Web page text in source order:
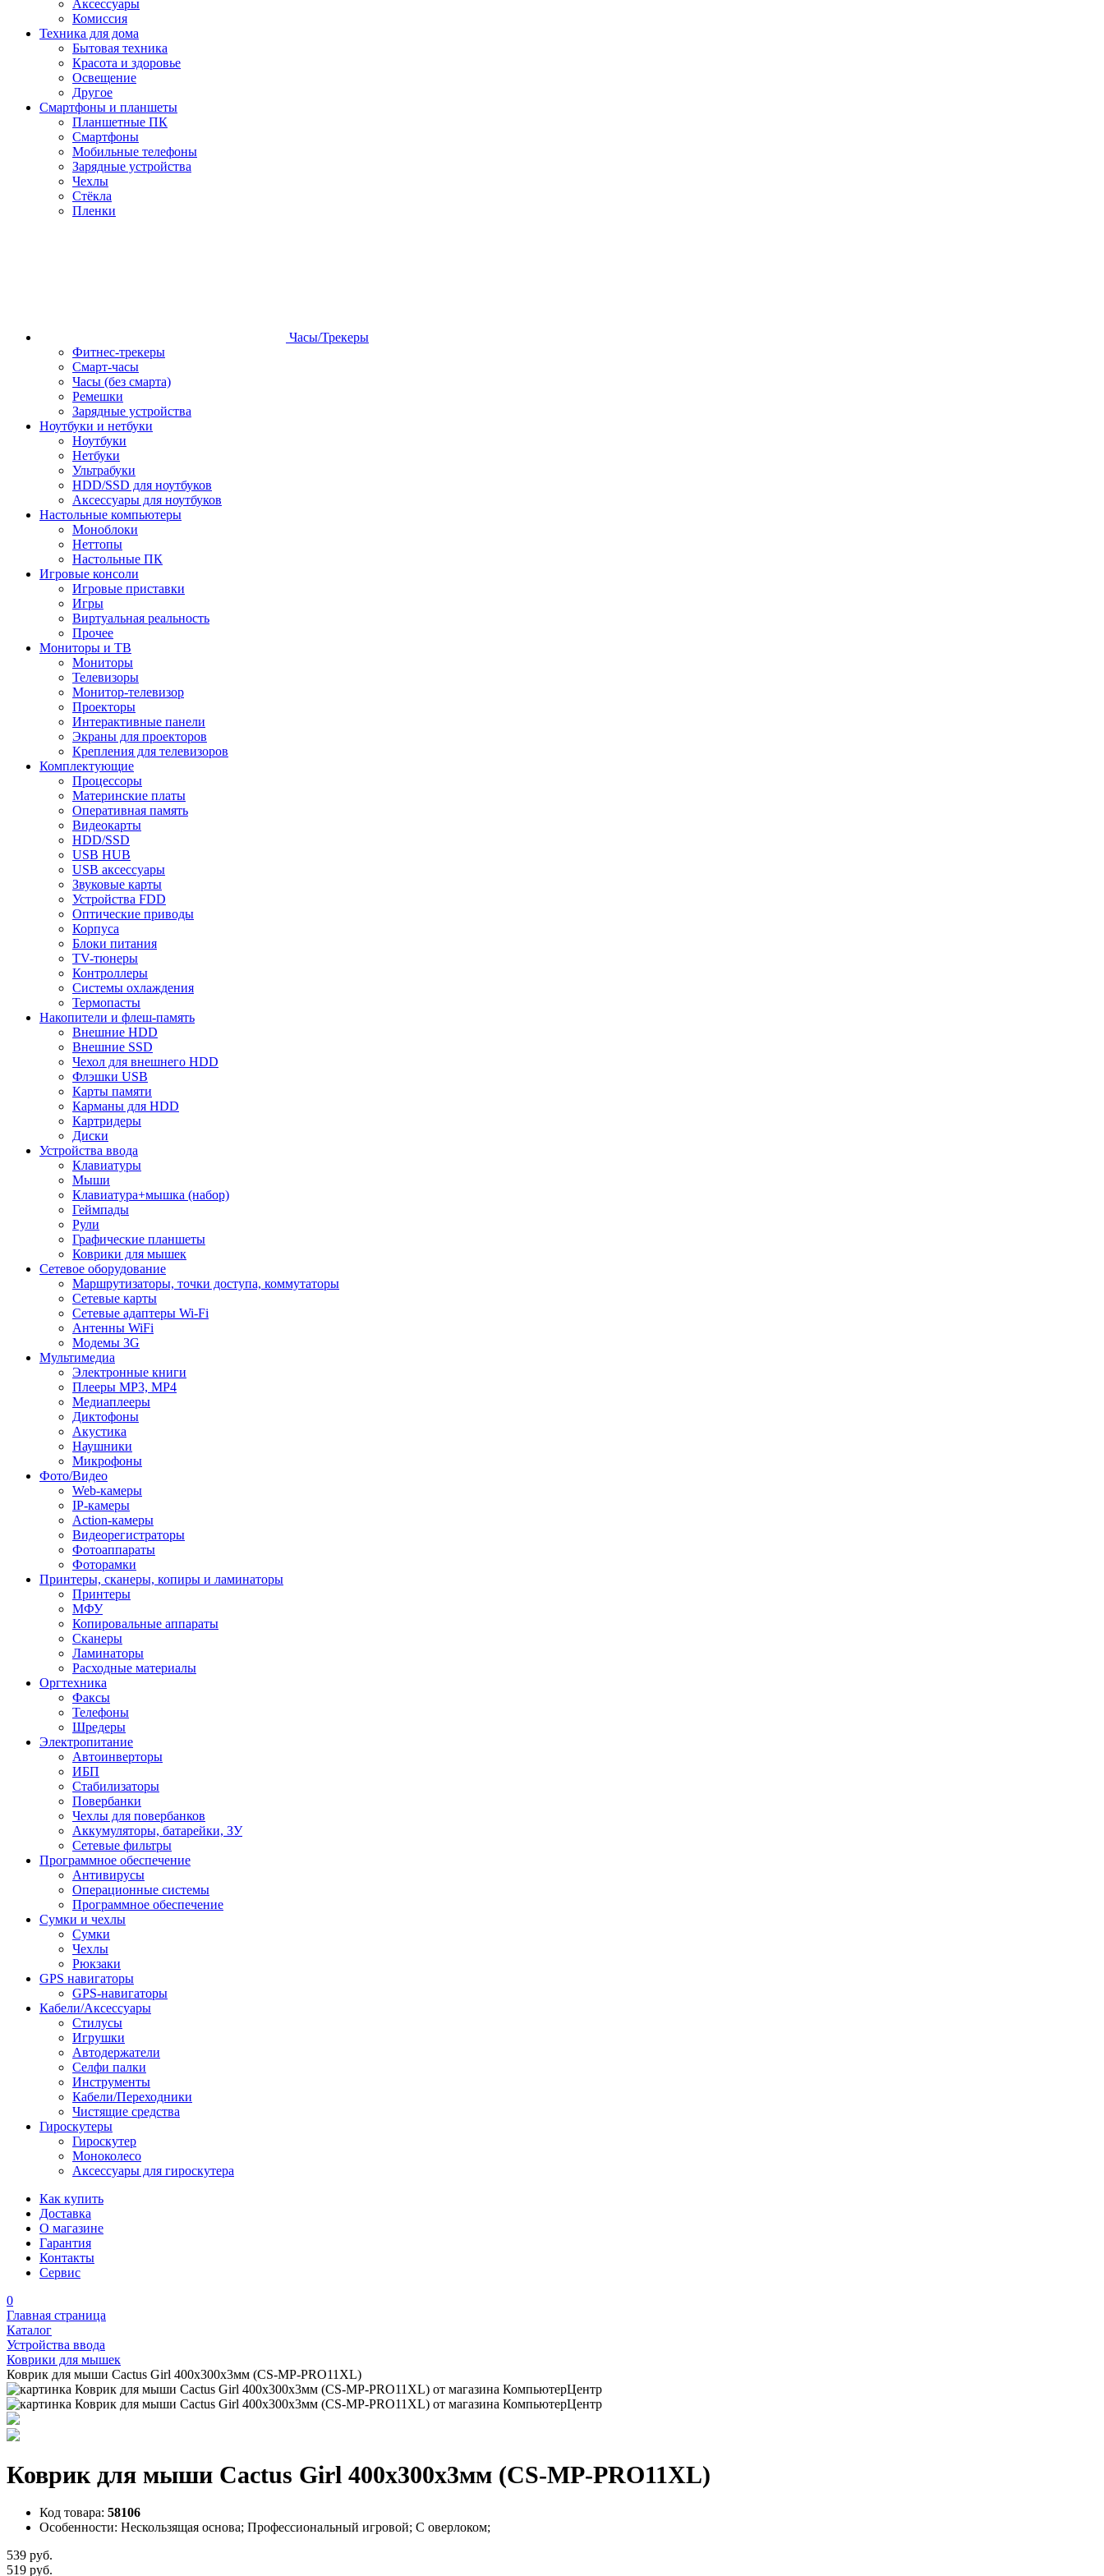
Аксессуары
Комиссия
Техника для дома
Бытовая техника
Красота и здоровье
Освещение
Другое
Смартфоны и планшеты
Планшетные ПК
Смартфоны
Мобильные телефоны
Зарядные устройства
Чехлы
Стёкла
Пленки
Часы/Трекеры
Фитнес-трекеры
Смарт-часы
Часы (без смарта)
Ремешки
Зарядные устройства
Ноутбуки и нетбуки
Ноутбуки
Нетбуки
Ультрабуки
HDD/SSD для ноутбуков
Аксессуары для ноутбуков
Настольные компьютеры
Моноблоки
Неттопы
Настольные ПК
Игровые консоли
Игровые приставки
Игры
Виртуальная реальность
Прочее
Мониторы и ТВ
Мониторы
Телевизоры
Монитор-телевизор
Проекторы
Интерактивные панели
Экраны для проекторов
Крепления для телевизоров
Комплектующие
Процессоры
Материнские платы
Оперативная память
Видеокарты
HDD/SSD
USB HUB
USB аксессуары
Звуковые карты
Устройства FDD
Оптические приводы
Корпуса
Блоки питания
TV-тюнеры
Контроллеры
Системы охлаждения
Термопасты
Накопители и флеш-память
Внешние HDD
Внешние SSD
Чехол для внешнего HDD
Флэшки USB
Карты памяти
Карманы для HDD
Картридеры
Диски
Устройства ввода
Клавиатуры
Мыши
Клавиатура+мышка (набор)
Геймпады
Рули
Графические планшеты
Коврики для мышек
Сетевое оборудование
Маршрутизаторы, точки доступа, коммутаторы
Сетевые карты
Сетевые адаптеры Wi-Fi
Антенны WiFi
Модемы 3G
Мультимедиа
Электронные книги
Плееры MP3, MP4
Медиаплееры
Диктофоны
Акустика
Наушники
Микрофоны
Фото/Видео
Web-камеры
IP-камеры
Action-камеры
Видеорегистраторы
Фотоаппараты
Фоторамки
Принтеры, сканеры, копиры и ламинаторы
Принтеры
МФУ
Копировальные аппараты
Сканеры
Ламинаторы
Расходные материалы
Оргтехника
Факсы
Телефоны
Шредеры
Электропитание
Автоинверторы
ИБП
Стабилизаторы
Повербанки
Чехлы для повербанков
Аккумуляторы, батарейки, ЗУ
Сетевые фильтры
Программное обеспечение
Антивирусы
Операционные системы
Программное обеспечение
Сумки и чехлы
Сумки
Чехлы
Рюкзаки
GPS навигаторы
GPS-навигаторы
Кабели/Аксессуары
Стилусы
Игрушки
Автодержатели
Селфи палки
Инструменты
Кабели/Переходники
Чистящие средства
Гироскутеры
Гироскутер
Моноколесо
Аксессуары для гироскутера
Как купить
Доставка
О магазине
Гарантия
Контакты
Сервис
0
Главная страница
Каталог
Устройства ввода
Коврики для мышек
Коврик для мыши Cactus Girl 400x300x3мм (CS-MP-PRO11XL)
Коврик для мыши Cactus Girl 400x300x3мм (CS-MP-PRO11XL)
Код товара: 58106
Особенности: Нескользящая основа; Профессиональный игровой; С оверлоком;
539 руб.
519 руб.